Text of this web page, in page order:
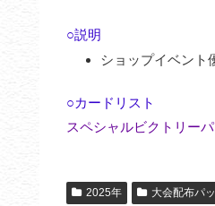
○説明
ショップイベント
○カードリスト
スペシャルビクトリー
2025年 大会配布パ